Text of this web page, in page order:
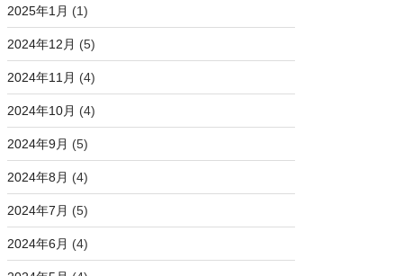
2025年1月 (1)
2024年12月 (5)
2024年11月 (4)
2024年10月 (4)
2024年9月 (5)
2024年8月 (4)
2024年7月 (5)
2024年6月 (4)